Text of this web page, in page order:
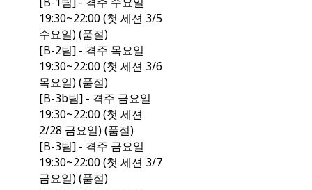
19:30~22:00 (첫 세션 3/5
수요일) (품절)
[B-2팀] - 격주 목요일
19:30~22:00 (첫 세션 3/6
목요일) (품절)
[B-3b팀] - 격주 금요일
19:30~22:00 (첫 세션
2/28 금요일) (품절)
[B-3팀] - 격주 금요일
19:30~22:00 (첫 세션 3/7
금요일) (품절)